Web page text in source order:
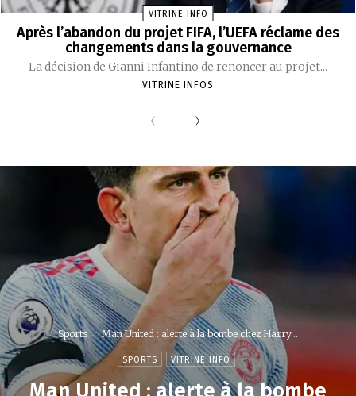
VITRINE INFO
Après l’abandon du projet FIFA, l’UEFA réclame des
changements dans la gouvernance
La décision de Gianni Infantino de renoncer au projet...
VITRINE INFOS